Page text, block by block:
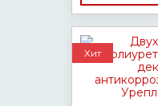
Хит